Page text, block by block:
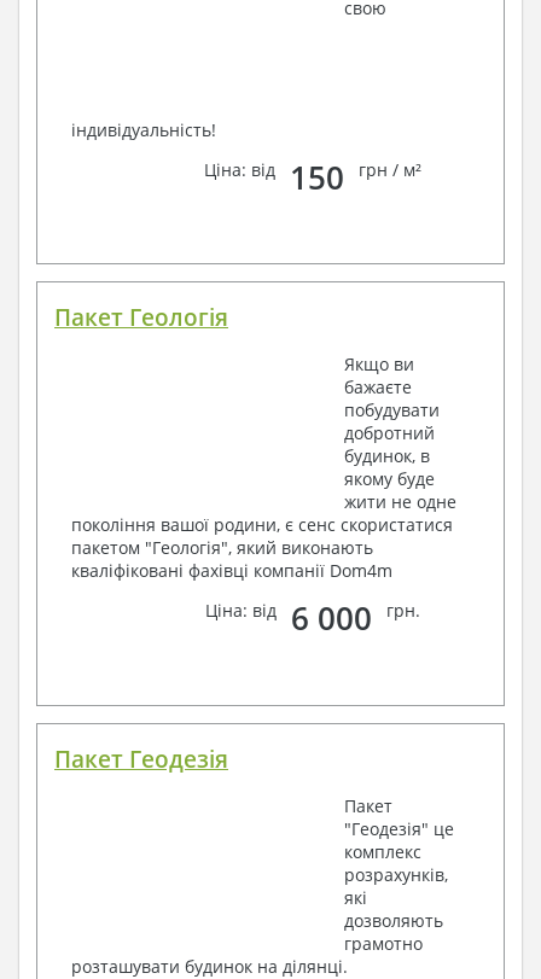
свою
індивідуальність!
Ціна: від
150 грн / м²
Пакет Геологія
Якщо ви
бажаєте
побудувати
добротний
будинок, в
якому буде
жити не одне
покоління вашої родини, є сенс скористатися
пакетом "Геологія", який виконають
кваліфіковані фахівці компанії Dom4m
Ціна: від
6 000 грн.
Пакет Геодезія
Пакет
"Геодезія" це
комплекс
розрахунків,
які
дозволяють
грамотно
розташувати будинок на ділянці.